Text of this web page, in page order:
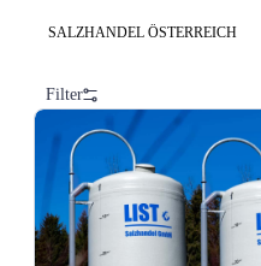
SALZHANDEL ÖSTERREICH
Filter